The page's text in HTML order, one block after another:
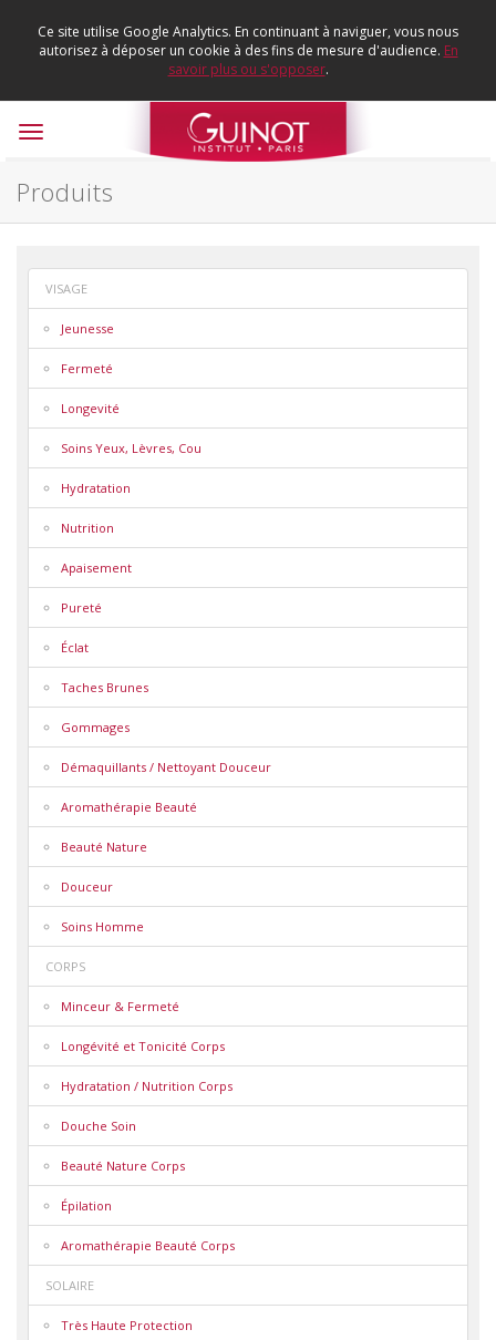
Ce site utilise Google Analytics. En continuant à naviguer, vous nous
autorisez à déposer un cookie à des fins de mesure d'audience. En
savoir plus ou s'opposer.
Toggle
Produits
VISAGE
Jeunesse
Fermeté
Longevité
Soins Yeux, Lèvres, Cou
Hydratation
Nutrition
Apaisement
Pureté
Éclat
Taches Brunes
Gommages
Démaquillants / Nettoyant Douceur
Aromathérapie Beauté
Beauté Nature
Douceur
Soins Homme
CORPS
Minceur & Fermeté
Longévité et Tonicité Corps
Hydratation / Nutrition Corps
Douche Soin
Beauté Nature Corps
Épilation
Aromathérapie Beauté Corps
SOLAIRE
Très Haute Protection